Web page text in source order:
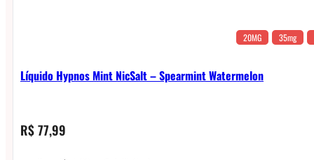
20MG 35mg
Líquido Hypnos Mint NicSalt – Spearmint Watermelon
R$77,99